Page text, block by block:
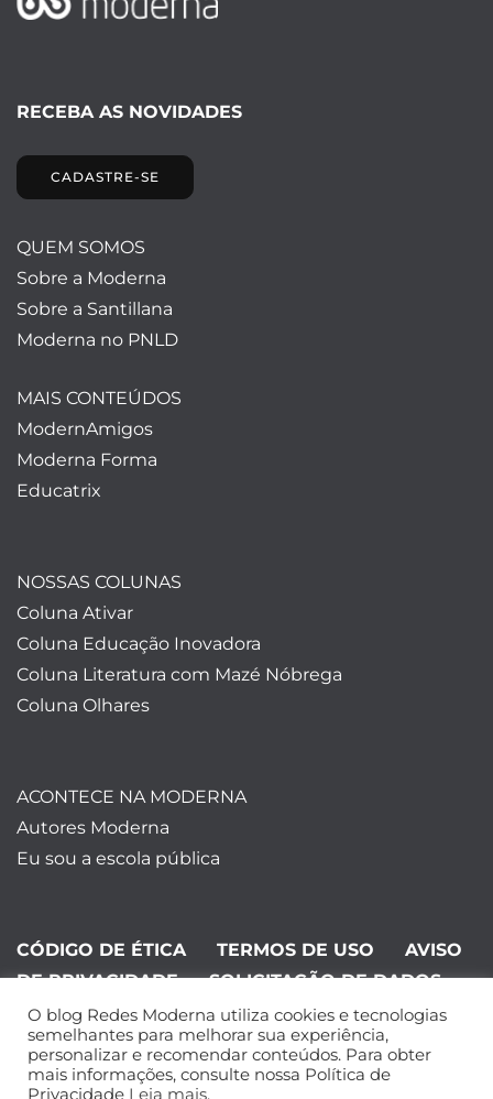
RECEBA AS NOVIDADES
CADASTRE-SE
QUEM SOMOS
Sobre a Moderna
Sobre a Santillana
Moderna no PNLD
MAIS CONTEÚDOS
ModernAmigos
Moderna Forma
Educatrix
NOSSAS COLUNAS
Coluna Ativar
Coluna Educação Inovadora
Coluna Literatura com Mazé Nóbrega
Coluna Olhares
ACONTECE NA MODERNA
Autores Moderna
Eu sou a escola pública
CÓDIGO DE ÉTICA TERMOS DE USO
AVISO
DE PRIVACIDADE
SOLICITAÇÃO DE DADOS
©Editora Moderna 2024. Todos os
direitos reservados.
O blog Redes Moderna utiliza cookies e tecnologias
semelhantes para melhorar sua experiência,
personalizar e recomendar conteúdos. Para obter
mais informações, consulte nossa Política de
Privacidade Leia mais.